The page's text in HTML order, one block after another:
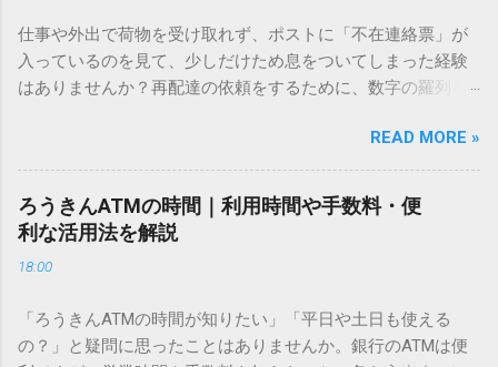
必要はありません。 1. なぜ「変換」しても旧字・外字が出て
こないのか？ そもそも、なぜ普通の変換で出てこない漢字が
あるのでしょうか。その理由は、パソコンが文字を認識する
は、JIS規格（日本産業規格）によって「第1水準」「第2水
準」といった形で整理されています。しかし、人名や地名に
使われる非常に古い漢字（旧字）や、特定の組織だけで作ら
れた「外字」は、この一般的な変換リストに含まれていない
ン上のすべての文字には、いわば「住所」のような番号が割
り振られています。変換候補に出ない文字でも、この住所
（コード）を直接指定すれば、確実に呼び出すことができる
仕事や外出で荷物を受け取れず、ポストに「不在連絡票」が
入っているのを見て、少しだけため息をついてしまった経験
はありませんか？再配達の依頼をするために、数字の羅列を
ことに申し訳なさを感じたりすることもあるかもしれませ
ん。 「もっとスムーズに、自分のタイミングで受け取りた
い」 「わざわざ電話をかけずに、スマホ一つで完結させた
い」 そんな願いを叶えてくれるのが、佐川急便の会員制サー
ビス「スマートクラブ」と、LINEや公式アプリの連携です。
これらを活用するだけで、再配達のストレスは驚くほど軽く
受け取り術と、連携による具体的なメリットを徹底解説しま
す。 佐川急便の再配達が劇的に変わる「スマートクラブ」と
READ MORE »
ろうきんATMの時間｜利用時間や手数料・便
利な活用法を解説
18:00
「ろうきんATMの時間が知りたい」「平日や土日も使える
の？」と疑問に思ったことはありませんか。銀行のATMは便